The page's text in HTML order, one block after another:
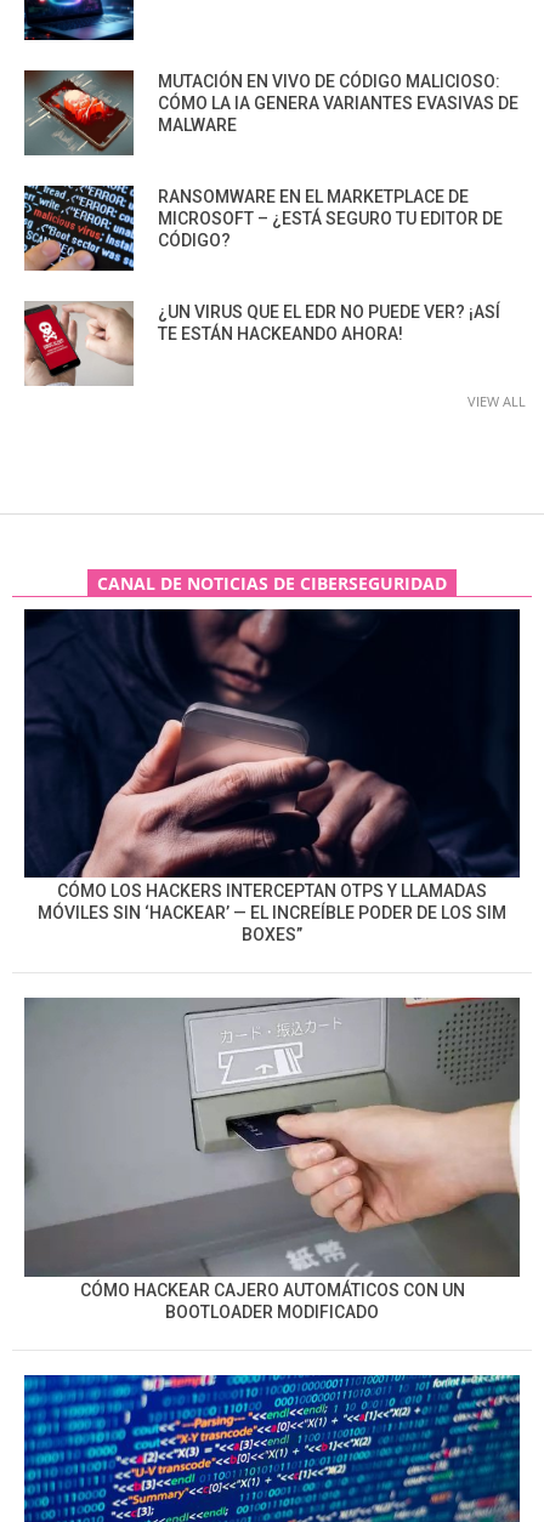
MUTACIÓN EN VIVO DE CÓDIGO MALICIOSO:
CÓMO LA IA GENERA VARIANTES EVASIVAS DE
MALWARE
RANSOMWARE EN EL MARKETPLACE DE
MICROSOFT – ¿ESTÁ SEGURO TU EDITOR DE
CÓDIGO?
¿UN VIRUS QUE EL EDR NO PUEDE VER? ¡ASÍ
TE ESTÁN HACKEANDO AHORA!
VIEW ALL
CANAL DE NOTICIAS DE CIBERSEGURIDAD
CÓMO LOS HACKERS INTERCEPTAN OTPS Y LLAMADAS
MÓVILES SIN ‘HACKEAR’ — EL INCREÍBLE PODER DE LOS SIM
BOXES”
CÓMO HACKEAR CAJERO AUTOMÁTICOS CON UN
BOOTLOADER MODIFICADO